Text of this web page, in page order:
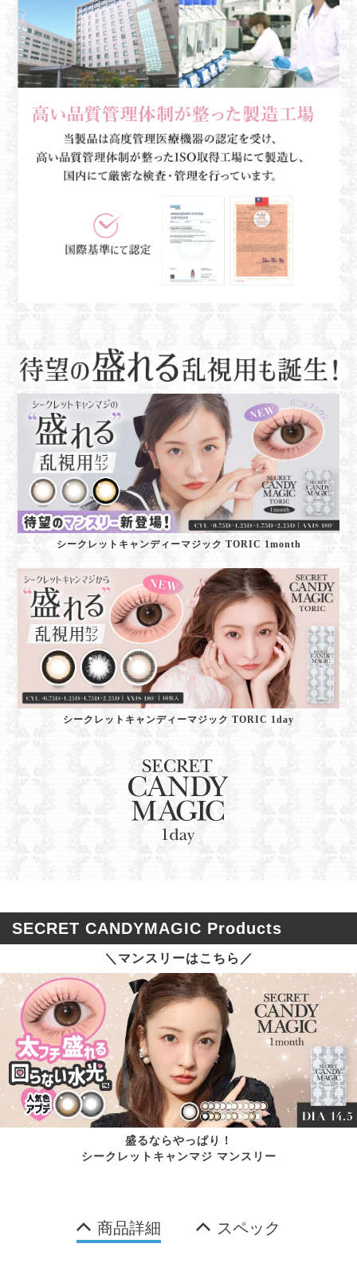
シークレットキャンディーマジック TORIC 1month
シークレットキャンディーマジック TORIC 1day
SECRET CANDYMAGIC Products
＼マンスリーはこちら／
盛るならやっぱり！
シークレットキャンマジ マンスリー
商品詳細 スペック